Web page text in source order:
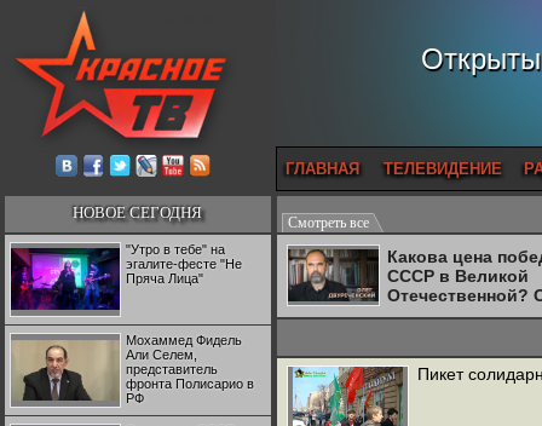
ГЛАВНАЯ ТЕЛЕВИДЕНИЕ
НОВОЕ СЕГОДНЯ
"Утро в тебе" на
эгалите-фесте "Не
Пряча Лица"
Мохаммед Фидель
Али Селем,
представитель
фронта Полисарио в
РФ
Смотреть все
Какова цена
СССР в Великой
Отечественной?
Двуреченский о
Пикет